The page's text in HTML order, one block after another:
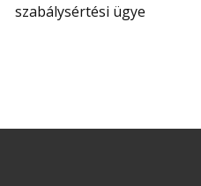
szabálysértési ügye